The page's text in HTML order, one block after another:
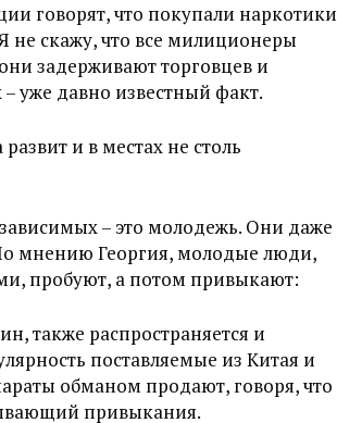
говорят, что покупали наркотики
не скажу, что все милиционеры
задерживают торговцев и
уже давно известный факт.
и в местах не столь
– это молодежь. Они даже
мнению Георгия, молодые люди,
пробуют, а потом привыкают:
также распространяется и
поставляемые из Китая и
обманом продают, говоря, что
привыкания.